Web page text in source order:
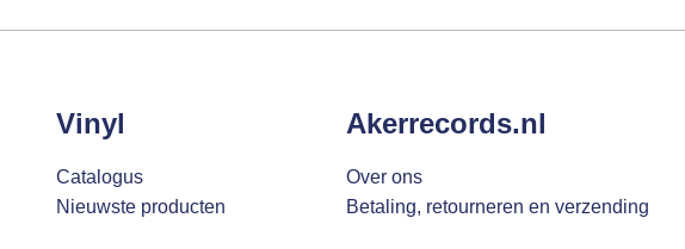
Vinyl
Catalogus
Nieuwste producten
Akerrecords.nl
Over ons
Betaling, retourneren en verzending